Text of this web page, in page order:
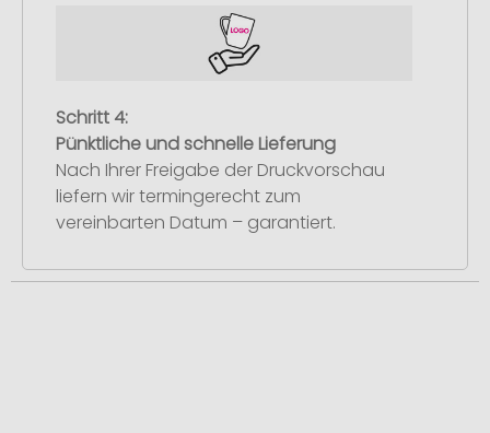
Schritt 4:
Pünktliche und schnelle Lieferung
Nach Ihrer Freigabe der Druckvorschau
liefern wir termingerecht zum
vereinbarten Datum – garantiert.